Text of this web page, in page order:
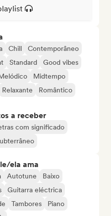
Chill
Contemporâneo
Standard
Good vibes
Midtempo
Relaxante
Romântico
a receber
com significado
ela ama
Autotune
Baixo
Guitarra eléctrica
Tambores
Piano